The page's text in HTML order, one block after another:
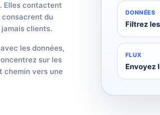
Elles contactent
consacrent du
clients.
les données,
sur les
vers une
DONNÉES
Filtrez
FLUX
Envoyez